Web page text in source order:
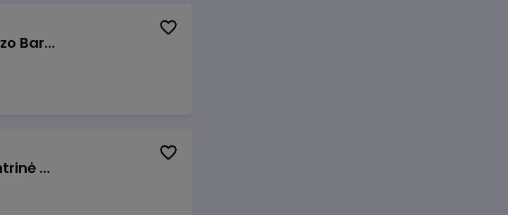
Kasininkas (-ė) - pardavėjas (-a), Juozo Bartašiaus g. 1, Utena
Kasininkas (-ė) - pardavėjas (-a), Centrinė g. 62, Galgiai